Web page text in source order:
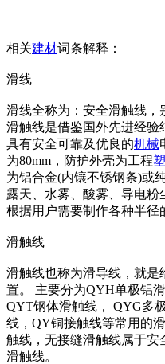
相关建材词条解释：
滑线
滑线全称为：安全滑触线，
滑触线是借鉴国外先进经验
具有安全可靠及优良的机械
为80mm，防护外壳为工程
为铝合金(内镶不锈钢条)或
露天、水雾、酸雾、导电
根据用户需要制作各种半径
滑触线
滑触线也称为滑导线，就是
置。 主要分为QYH单极铝
QYT钢体滑触线， QYG多
线，QY铜接触线等常用的
触线，无接缝滑触线属于安
滑触线。